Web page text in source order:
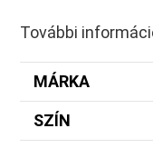
További
MÁRKA
SZÍN